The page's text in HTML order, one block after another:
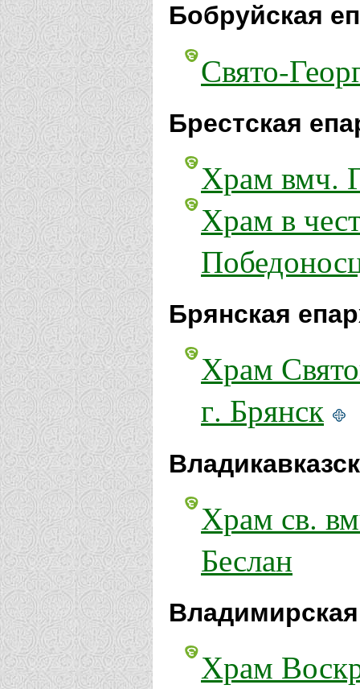
Бобруйская
Свято-
Брестская
Храм вмч.
Храм в
Брянская
Храм
г. Брянск
Храм св.
Беслан
Храм